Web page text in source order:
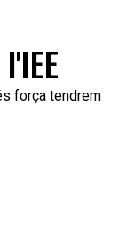
força tendrem